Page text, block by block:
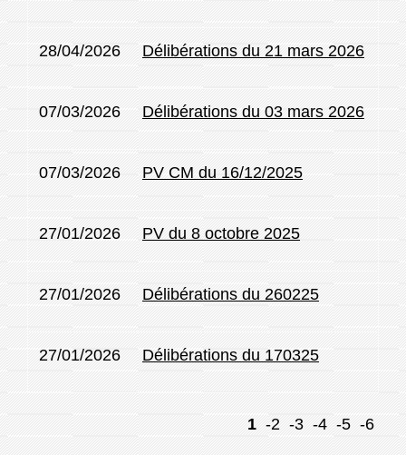
28/04/2026 Délibérations du 21 mars 2026
07/03/2026 Délibérations du 03 mars 2026
07/03/2026 PV CM du 16/12/2025
27/01/2026 PV du 8 octobre 2025
27/01/2026 Délibérations du 260225
27/01/2026 Délibérations du 170325
1 -2 -3 -4 -5 -6